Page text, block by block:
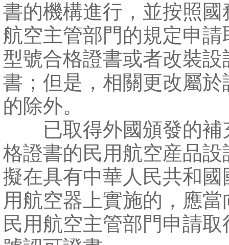
書的機構進行，並按照國
航空主管部門的規定申請
型號合格證書或者改裝設
書；但是，相關更改屬於
的除外。
已取得外國頒發的補
格證書的民用航空産品設
擬在具有中華人民共和國
用航空器上實施的，應當
民用航空主管部門申請